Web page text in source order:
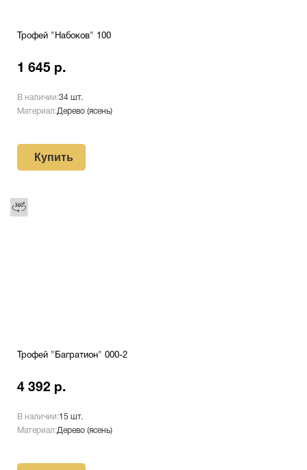
Трофей "Набоков" 100
1 645 р.
В наличии:34 шт.
Материал:Дерево (ясень)
Купить
Трофей "Багратион" 000-2
4 392 р.
В наличии:15 шт.
Материал:Дерево (ясень)